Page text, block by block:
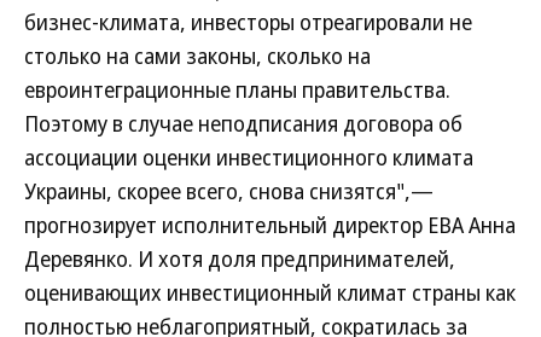
бизнес-климата, инвесторы отреагировали не
столько на сами законы, сколько на
евроинтеграционные планы правительства.
Поэтому в случае неподписания договора об
ассоциации оценки инвестиционного климата
Украины, скорее всего, снова снизятся",—
прогнозирует исполнительный директор EBA Анна
Деревянко. И хотя доля предпринимателей,
оценивающих инвестиционный климат страны как
полностью неблагоприятный, сократилась за